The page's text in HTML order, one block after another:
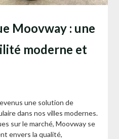
Moovway : une
moderne et
une solution de
dans nos villes modernes.
sur le marché, Moovway se
envers la qualité,